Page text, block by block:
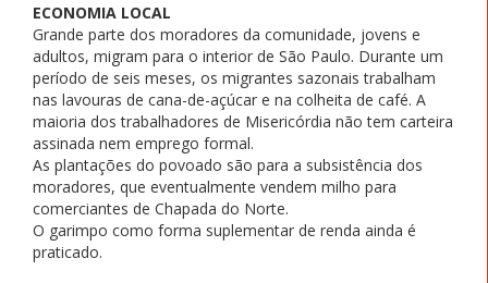
ECONOMIA LOCAL
Grande parte dos moradores da comunidade, jovens e
adultos, migram para o interior de São Paulo. Durante um
período de seis meses, os migrantes sazonais trabalham
nas lavouras de cana-de-açúcar e na colheita de café. A
maioria dos trabalhadores de Misericórdia não tem carteira
assinada nem emprego formal.
As plantações do povoado são para a subsistência dos
moradores, que eventualmente vendem milho para
comerciantes de Chapada do Norte.
O garimpo como forma suplementar de renda ainda é
praticado.